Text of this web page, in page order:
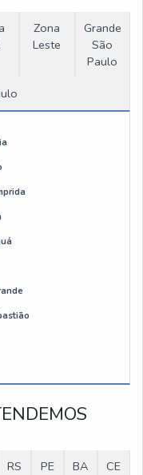
Zona
Leste
Grande
São
Paulo
RS PE BA
CE